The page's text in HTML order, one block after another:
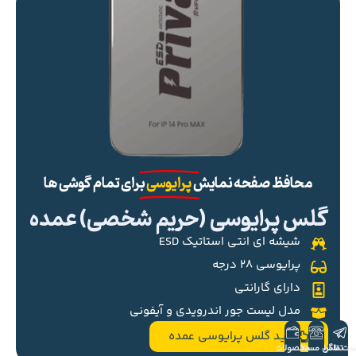
محافظ صفحه نمایشپرایوسیبرای تمام گوشی ها
گلس پرایوسی (حریم شخصی) عمده
شیشه ای انتی استاتیک ESD
پرایوسی ۲۸ درجه
دارای گارانتی
مدل لیست جور اندرویدی و آیفونی
خرید گلس پرایوسی عمده
تلگرام
تماس مستقیم
محصولات